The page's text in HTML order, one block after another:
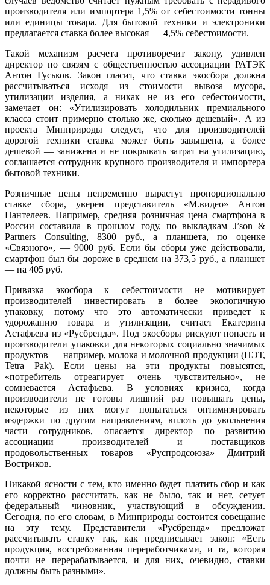
производителя или импортера 1,5% от себестоимости тонны
или единицы товара. Для бытовой техники и электроники
предлагается ставка более высокая — 4,5% себестоимости.
Такой механизм расчета противоречит закону, удивлен
директор по связям с общественностью ассоциации РАТЭК
Антон Гуськов. Закон гласит, что ставка экосбора должна
рассчитываться исходя из стоимости вывоза мусора,
утилизации изделия, а никак не из его себестоимости,
замечает он: «Утилизировать холодильник премиального
класса стоит примерно столько же, сколько дешевый». А из
проекта Минприроды следует, что для производителей
дорогой техники ставка может быть завышена, а более
дешевой — занижена и не покрывать затрат на утилизацию,
соглашается сотрудник крупного производителя и импортера
бытовой техники.
Розничные цены непременно вырастут пропорционально
ставке сбора, уверен представитель «М.видео» Антон
Пантелеев. Например, средняя розничная цена смартфона в
России составила в прошлом году, по выкладкам J’son &
Partners Consulting, 8300 руб., а планшета, по оценке
«Связного», — 9000 руб. Если бы сборы уже действовали,
смартфон был бы дороже в среднем на 373,5 руб., а планшет
— на 405 руб.
Привязка экосбора к себестоимости не мотивирует
производителей инвестировать в более экологичную
упаковку, потому что это автоматически приведет к
удорожанию товара и утилизации, считает Екатерина
Астафьева из «Русбренда». Под экосборы рискуют попасть и
производители упаковки для некоторых социально значимых
продуктов — например, молока и молочной продукции (ПЭТ,
Tetra Pak). Если цены на эти продукты повысятся,
«потребитель отреагирует очень чувствительно», не
сомневается Астафьева. В условиях кризиса, когда
производители не готовы лишний раз повышать цены,
некоторые из них могут попытаться оптимизировать
издержки по другим направлениям, вплоть до увольнения
части сотрудников, опасается директор по развитию
ассоциации производителей и поставщиков
продовольственных товаров «Руспродсоюза» Дмитрий
Востриков.
Никакой ясности с тем, кто именно будет платить сбор и как
его корректно рассчитать, как не было, так и нет, сетует
федеральный чиновник, участвующий в обсуждении.
Сегодня, по его словам, в Минприроды состоится совещание
на эту тему. Представители «Русбренда» предложат
рассчитывать ставку так, как предписывает закон: «Есть
продукция, востребованная переработчиками, и та, которая
почти не перерабатывается, и для них, очевидно, ставки
должны быть разными».